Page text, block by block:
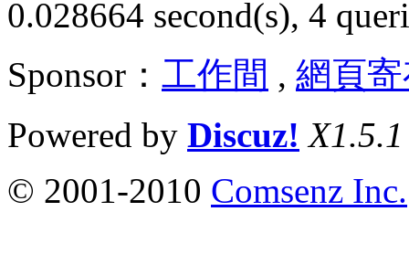
0.028664 second(s), 4
Sponsor： 工作間 , 網頁
Powered by Discuz! X1.5.1
© 2001-2010 Comsenz Inc.